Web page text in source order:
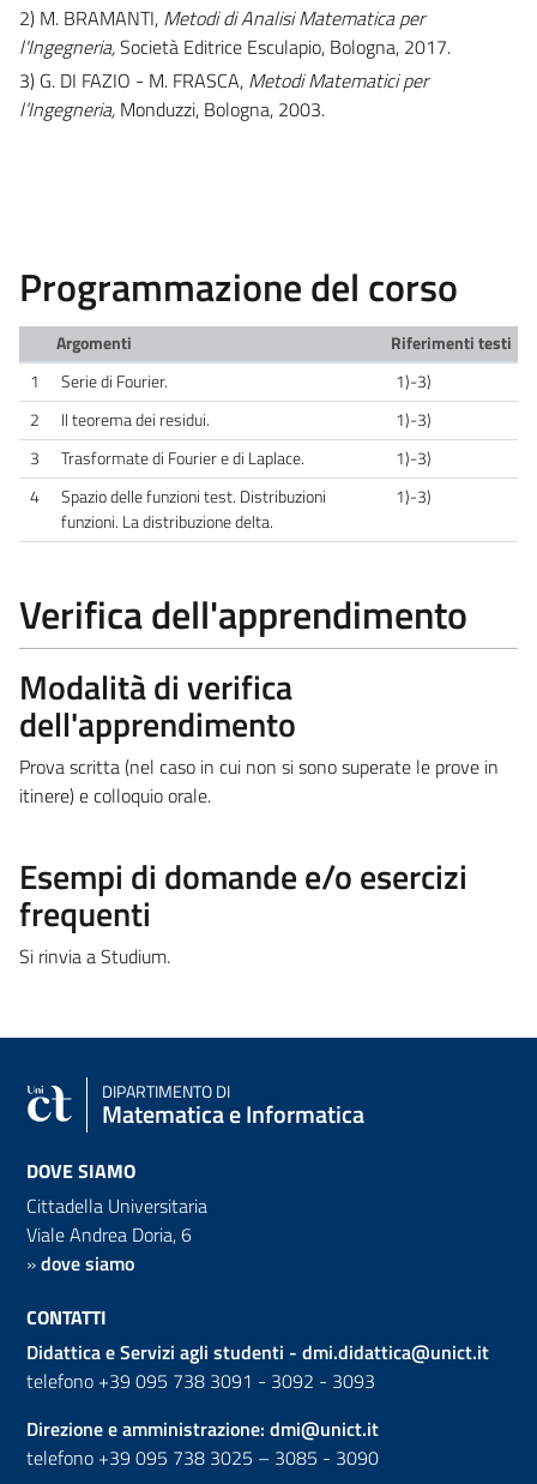
2) M. BRAMANTI, Metodi di Analisi Matematica per
l'Ingegneria,Società Editrice Esculapio, Bologna, 2017.
3) G. DI FAZIO - M. FRASCA, Metodi Matematici per
l’Ingegneria, Monduzzi, Bologna, 2003.
Programmazione del corso
Argomenti
Riferimenti testi
1
Serie di Fourier.
1)-3)
2
Il teorema dei residui.
1)-3)
3
Trasformate di Fourier e di Laplace.
1)-3)
4
Spazio delle funzioni test. Distribuzioni
funzioni. La distribuzione delta.
1)-3)
Verifica dell'apprendimento
Modalità di verifica
dell'apprendimento
Prova scritta (nel caso in cui non si sono superate le prove in
itinere) e colloquio orale.
Esempi di domande e/o esercizi
frequenti
Si rinvia a Studium.
DIPARTIMENTO DI
Matematica e Informatica
DOVE SIAMO
Cittadella Universitaria
Viale Andrea Doria, 6
»dove siamo
CONTATTI
Didattica e Servizi agli studenti - dmi.didattica@unict.it
telefono +39 095 738 3091 - 3092 - 3093
Direzione e amministrazione: dmi@unict.it
telefono +39 095 738 3025 – 3085 - 3090